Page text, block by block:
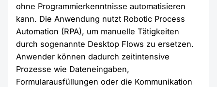
ohne Programmierkenntnisse automatisieren
kann. Die Anwendung nutzt Robotic Process
Automation (RPA), um manuelle Tätigkeiten
durch sogenannte Desktop Flows zu ersetzen.
Anwender können dadurch zeitintensive
Prozesse wie Dateneingaben,
Formularausfüllungen oder die Kommunikation